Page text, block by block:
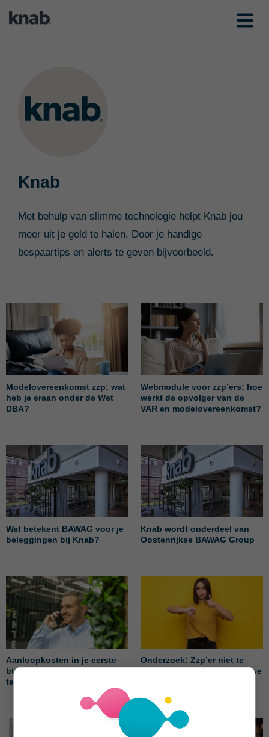
Knab
Met behulp van slimme technologie helpt Knab jou
meer uit je geld te halen. Door je handige
bespaartips en alerts te geven bijvoorbeeld.
Modelovereenkomst zzp: wat
heb je eraan onder de Wet
DBA?
Webmodule voor zzp’ers: hoe
werkt de opvolger van de
VAR en modelovereenkomst?
Wat betekent BAWAG voor je
beleggingen bij Knab?
Knab wordt onderdeel van
Oostenrijkse BAWAG Group
Aanloopkosten in je eerste
btw-aangifte: zo vraag je btw
terug
Onderzoek: Zzp’er niet te
spreken over voorstel nieuwe